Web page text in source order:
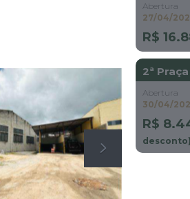
Abertura
27/04/
R$
2ª Praça
Abertura
30/04/
R$
desconto)